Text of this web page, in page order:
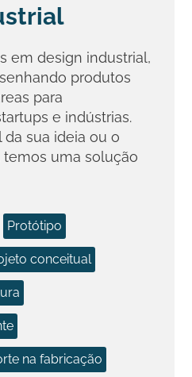
em design industrial,
produtos
para
e indústrias.
sua ideia ou o
uma solução
Protótipo
conceitual
na fabricação